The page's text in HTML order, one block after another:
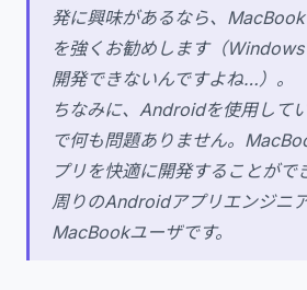
発に興味があるなら、
を強くお勧めします（
開発できないんですよね…）。
ちなみに、Androidを使用して
で何も問題ありません。
プリを快適に開発することがで
周りのAndroidアプリエンジニ
MacBookユーザです。